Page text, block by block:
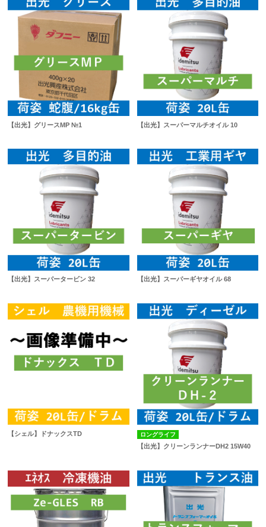
【出光】グリースMP №1 【出光】スーパーマルチオイル 10
【出光】スーパータービン 32 【出光】スーパーギヤオイル 68
【シェル】ドナックスTD ロングライフ
【出光】クリーンランナーDH2 15W40